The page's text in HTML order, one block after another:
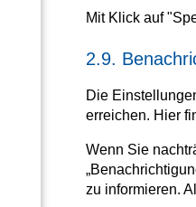
Mit Klick auf
2.9.
Die
erreichen. Hier
Wenn Sie
zu informieren.